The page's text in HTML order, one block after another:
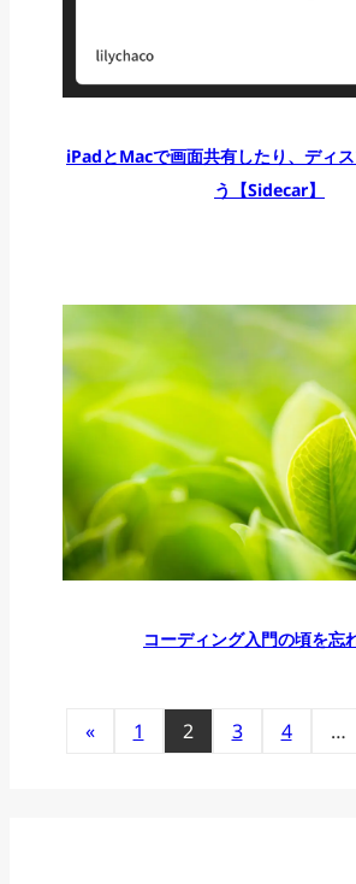
iPadとMacで画面共有したり、ディ
う【Sidecar】
コーディング入門の頃を忘
« 1 2 3 4 …